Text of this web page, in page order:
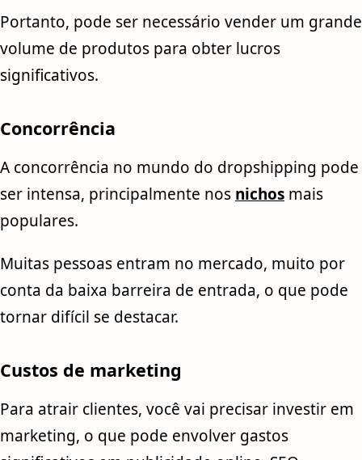
Portanto, pode ser necessário vender um grande
volume de produtos para obter lucros
significativos.
Concorrência
A concorrência no mundo do dropshipping pode
ser intensa, principalmente nos nichos mais
populares.
Muitas pessoas entram no mercado, muito por
conta da baixa barreira de entrada, o que pode
tornar difícil se destacar.
Custos de marketing
Para atrair clientes, você vai precisar investir em
marketing, o que pode envolver gastos